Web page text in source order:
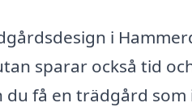
i
sparar också tid
få en trädgård